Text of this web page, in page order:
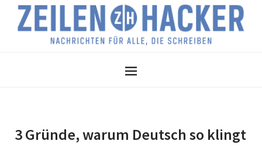
3 Gründe, warum Deutsch so klingt